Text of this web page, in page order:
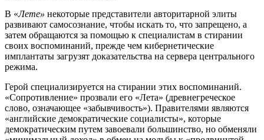
В «Лете» некоторые представители авторитарной элиты
развивают самосознание, чтобы искать то, что запрещено, а
затем обращаются за помощью к специалистам в стирании
своих воспоминаний, прежде чем кибернетические
имплантаты загрузят доказательства на сервера центрального
режима.
Герой специализируется на стирании этих воспоминаний.
«Сопротивление» прозвали его «Лета» (древнегреческое
слово, означающее «забывчивость»). Правителями являются
«английские демократические социалисты», которые
демократическим путем завоевали большинство, но обменяли